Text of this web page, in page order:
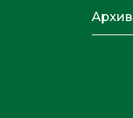
Архив